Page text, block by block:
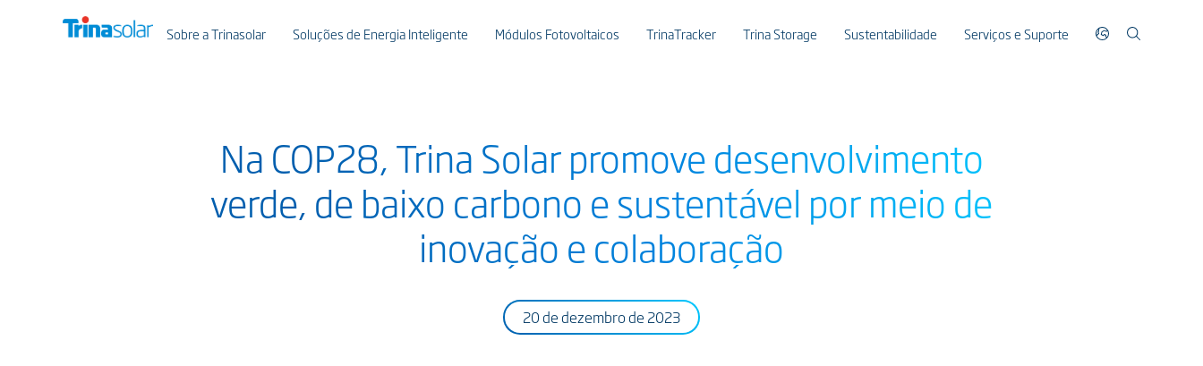
Sobre a Trinasolar Soluções de Energia Inteligente Módulos Fotovoltaicos TrinaTracker Trina Storage Sustentabilidade Serviços e Suporte
Na COP28, Trina Solar promove desenvolvimento
verde, de baixo carbono e sustentável por meio de
inovação e colaboração
20 de dezembro de 2023